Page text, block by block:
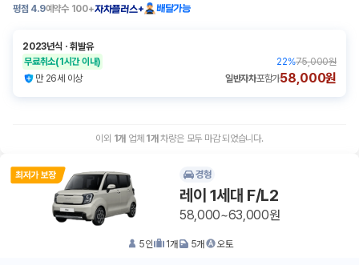
평점 4.9예약수 100+자차플러스+ 배달가능
2023년식 ㆍ휘발유
무료취소(1시간 이내) 22%75,000원
만 26세 이상
일반자차포함가58,000원
이외 1개 업체 1 개 차량은 모두 마감 되었습니다.
경형
레이 1세대 F/L2
58,000~63,000원
5인 1개 5개 오토